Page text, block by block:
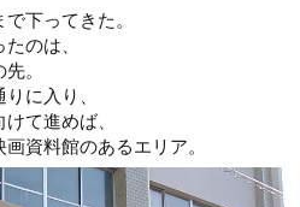
下ってきた。
のは、
。
に入り、
て進めば、
資料館のあるエリア。